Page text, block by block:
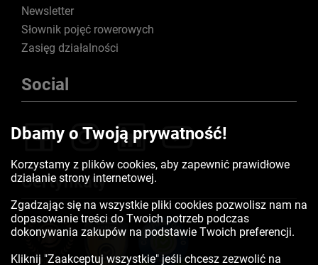
Newsletter
Słownik pojęć rowerowych
Zasięg działalności
Social
Certyfikaty
Dbamy o Twoją prywatność!
Korzystamy z plików cookies, aby zapewnić prawidłowe
działanie strony internetowej.
Zgadzając się na wszystkie pliki cookies pozwolisz nam na
dopasowanie treści do Twoich potrzeb podczas
dokonywania zakupów na podstawie Twoich preferencji.
Kliknij "Zaakceptuj wszystkie" jeśli chcesz zezwolić na